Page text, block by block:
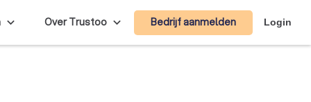
Over Trustoo Bedrijf aanmelden Login